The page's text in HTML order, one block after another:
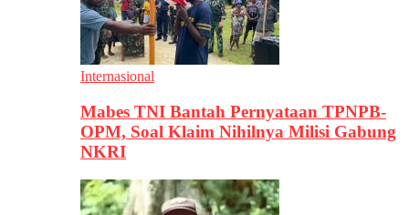
Internasional
Mabes TNI Bantah Pernyataan TPNPB-
OPM, Soal Klaim Nihilnya Milisi Gabung
NKRI